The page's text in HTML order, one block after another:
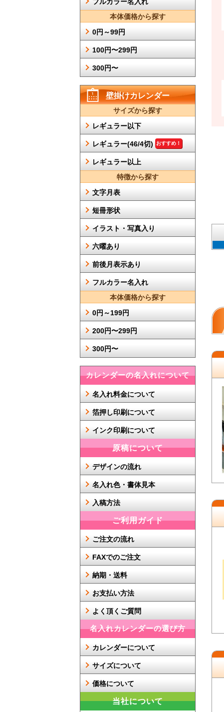
フルカラー名入れ
本体価格から探す
0円～99円
100円〜299円
300円〜
壁掛けカレンダー
サイズから探す
レギュラー以下
レギュラー(46/4切) おすすめ！
レギュラー以上
特徴から探す
文字月表
短冊形状
イラスト・写真入り
六曜あり
前後月表示あり
フルカラー名入れ
本体価格から探す
0円～199円
200円〜299円
300円〜
カレンダーの名入れについて
名入れ料金について
箔押し印刷について
インク印刷について
原稿について
デザインの流れ
名入れ色・書体見本
入稿方法
ご利用ガイド
ご注文の流れ
FAXでのご注文
納期・送料
お支払い方法
よく頂くご質問
名入れカレンダーの選び方
カレンダーについて
サイズについて
価格について
当社について